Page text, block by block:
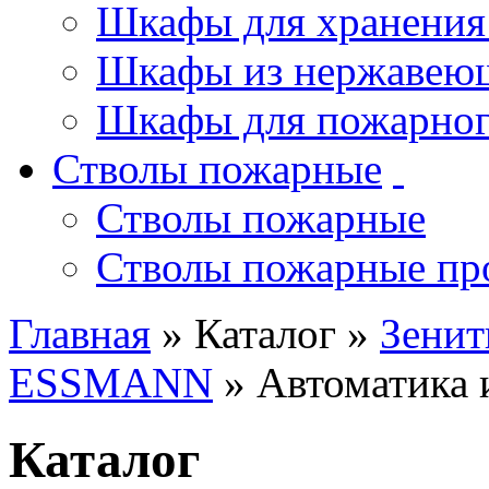
Шкафы для хранения
Шкафы из
Шкафы для
Стволы пожарные
Стволы пожарные
Стволы пожарные
Главная » Каталог »
ESSMANN » Автоматика
Каталог